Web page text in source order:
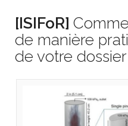
[ISIFoR]
de manière
de votre dossier